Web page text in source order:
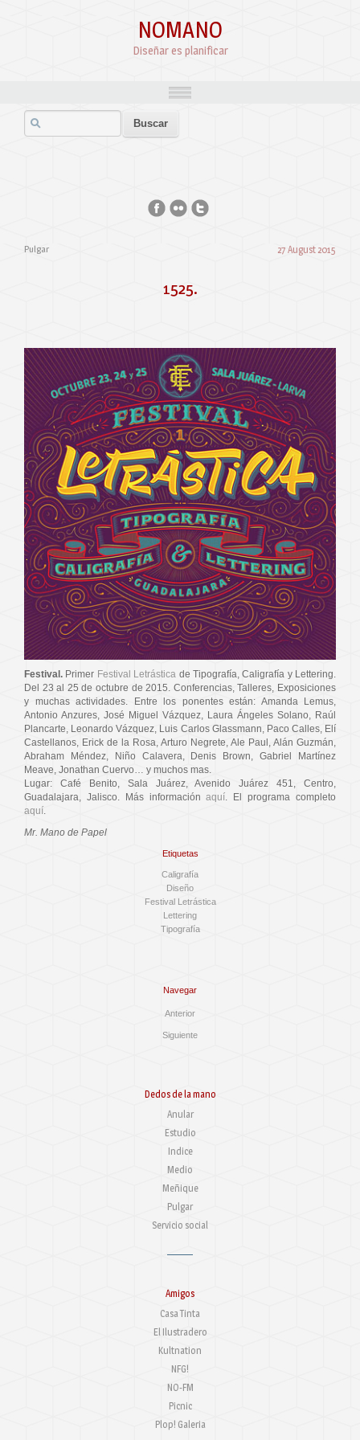
NOMANO
Diseñar es planificar
Pulgar 27 August 2015
1525.
Festival. Primer Festival Letrástica de Tipografía, Caligrafía y Lettering.
Del 23 al 25 de octubre de 2015. Conferencias, Talleres, Exposiciones
y muchas actividades. Entre los ponentes están: Amanda Lemus,
Antonio Anzures, José Miguel Vázquez, Laura Ángeles Solano, Raúl
Plancarte, Leonardo Vázquez, Luis Carlos Glassmann, Paco Calles, Elí
Castellanos, Erick de la Rosa, Arturo Negrete, Ale Paul, Alán Guzmán,
Abraham Méndez, Niño Calavera, Denis Brown, Gabriel Martínez
Meave, Jonathan Cuervo… y muchos mas.
Lugar: Café Benito, Sala Juárez, Avenido Juárez 451, Centro,
Guadalajara, Jalisco. Más informaciónaquí
. El programa completo
aquí
Mr. Mano de Papel
Etiquetas
Caligrafía
Diseño
Festival Letrástica
Lettering
Tipografía
Navegar
Anterior
Siguiente
Dedos de la mano
Anular
Estudio
Indice
Medio
Meñique
Pulgar
Servicio social
Amigos
Casa Tinta
El Ilustradero
Kultnation
NFG!
NO-FM
Picnic
Plop! Galeria